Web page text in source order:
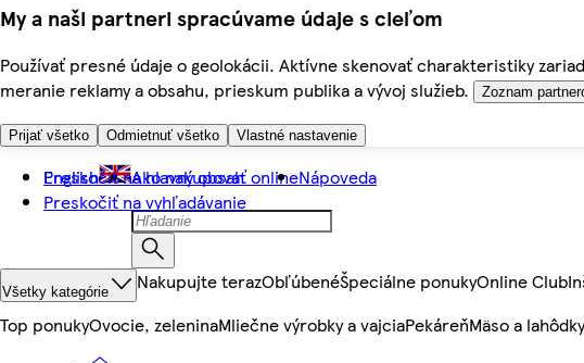
My a naši partneri spracúvame údaje s cieľom
Používať presné údaje o geolokácii. Aktívne skenovať charakteristiky
meranie reklamy a obsahu, prieskum publika a vývoj služieb.
Zoznam
Prijať všetko Odmietnuť všetko Vlastné nastavenie
Preskočiť na hlavný obsah
Preskočiť na vyhľadávanie
English Ako nakupovať onlineNápoveda
Všetky kategórie Nakupujte terazObľúbenéŠpeciálne ponukyOnline Club
Top ponukyOvocie, zeleninaMliečne výrobky a vajciaPekáreňMäso a lahôdky